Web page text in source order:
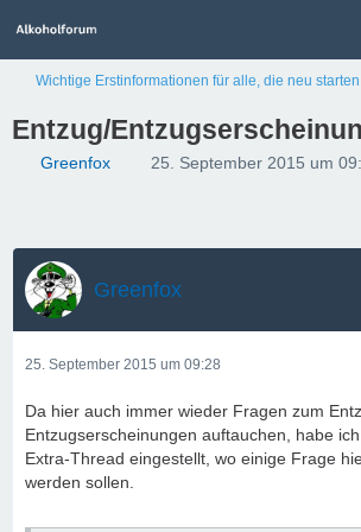
Wichtige Erstinformationen für alle, die neu
Entzug/
Greenfox 25. September 2015 um
Greenfox
25. September 2015 um 09:28
Da hier auch immer wieder Fragen zum
Entzugserscheinungen auftauchen, habe
Extra-Thread eingestellt, wo einige Frage
werden sollen.